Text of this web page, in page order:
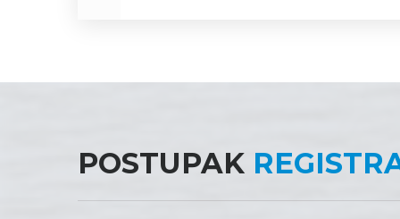
POSTUPAK